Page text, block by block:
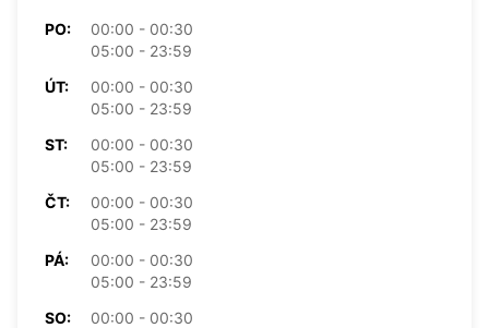
PO:
00:00 - 00:30
05:00 - 23:59
ÚT:
00:00 - 00:30
05:00 - 23:59
ST:
00:00 - 00:30
05:00 - 23:59
ČT:
00:00 - 00:30
05:00 - 23:59
PÁ:
00:00 - 00:30
05:00 - 23:59
SO:
00:00 - 00:30